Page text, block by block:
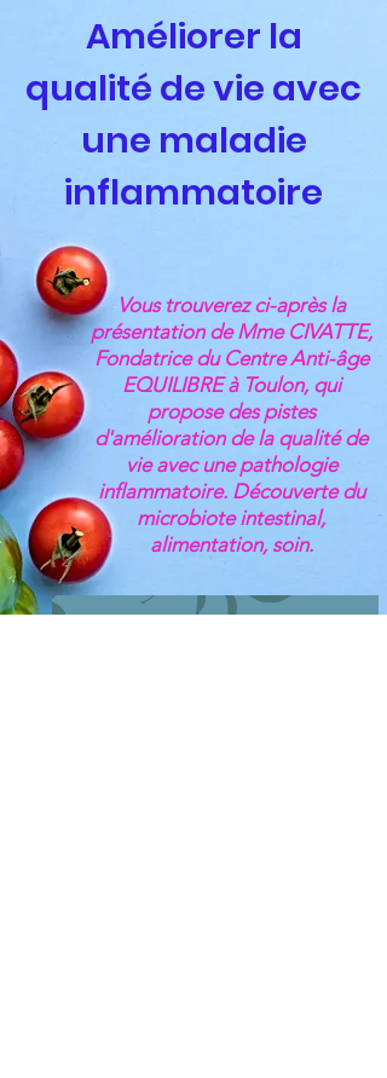
Améliorer la
qualité de vie avec
une maladie
inflammatoire
Vous trouverez ci-après la
présentation de Mme CIVATTE,
Fondatrice du Centre Anti-âge
EQUILIBRE à Toulon, qui
propose des pistes
d'amélioration de la qualité de
vie avec une pathologie
inflammatoire. Découverte du
microbiote intestinal,
alimentation, soin.